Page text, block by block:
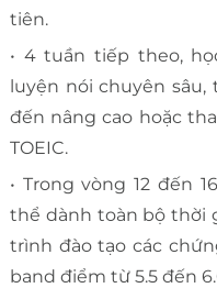
tiên.
• 4 tuần tiếp theo,
luyện nói chuyên
đến nâng cao hoặc
TOEIC.
• Trong vòng 12 đến
thể dành toàn bộ thời
trình đào tạo các
band điểm từ 5.5 đến